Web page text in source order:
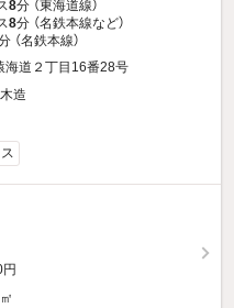
8分 （東海道線）
8分 （名鉄本線など）
（名鉄本線）
海道２丁目16番28号
造